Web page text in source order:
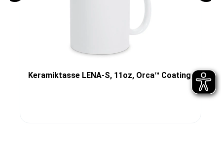
Keramiktasse LENA-S, 11oz, Orca™ Coating,